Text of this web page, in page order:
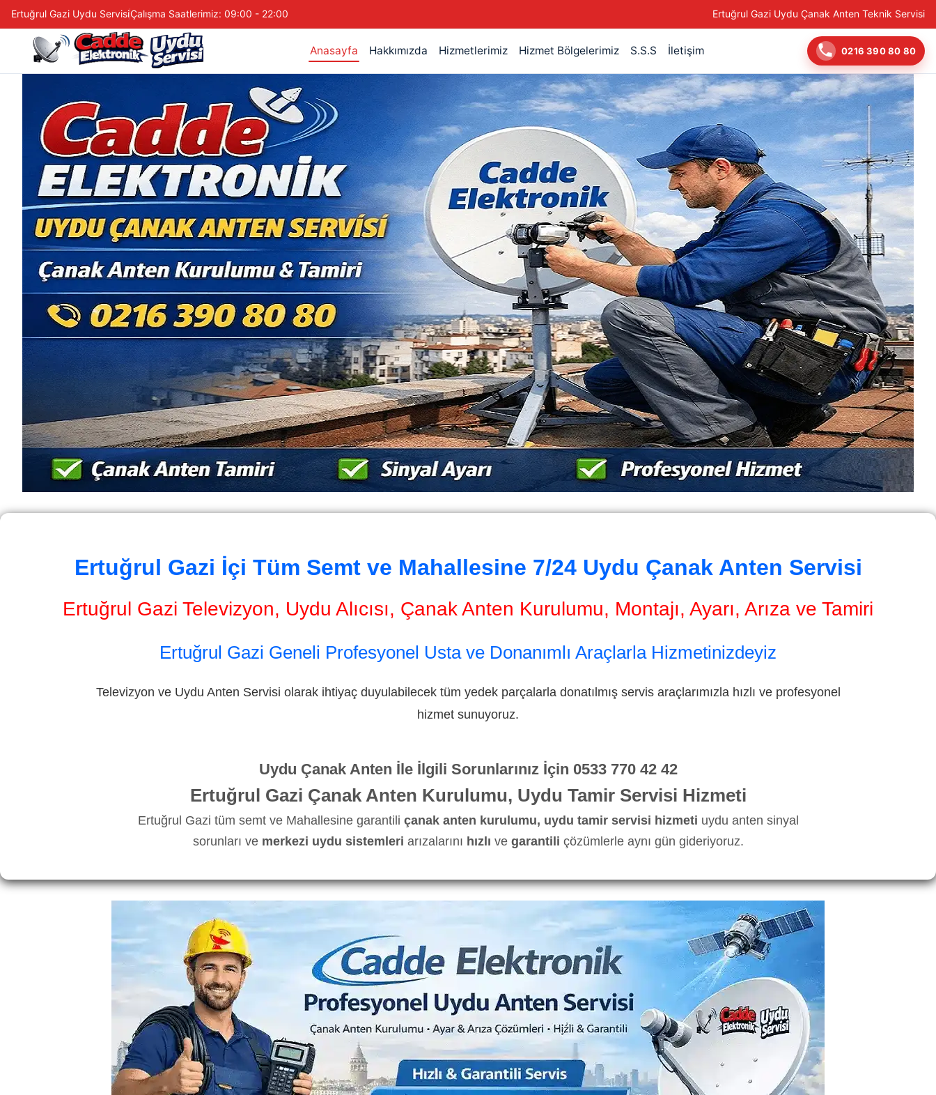
Ertuğrul Gazi Uydu ServisiÇalışma Saatlerimiz: 09:00 - 22:00 Ertuğrul Gazi Uydu Çanak Anten Teknik Servisi
Anasayfa Hakkımızda Hizmetlerimiz Hizmet Bölgelerimiz S.S.S İletişim 0216 390 80 80
Ertuğrul Gazi İçi Tüm Semt ve Mahallesine 7/24 Uydu Çanak Anten Servisi
Ertuğrul Gazi Televizyon, Uydu Alıcısı, Çanak Anten Kurulumu, Montajı, Ayarı, Arıza ve Tamiri
Ertuğrul Gazi Geneli Profesyonel Usta ve Donanımlı Araçlarla Hizmetinizdeyiz
Televizyon ve Uydu Anten Servisi olarak ihtiyaç duyulabilecek tüm yedek parçalarla donatılmış servis araçlarımızla hızlı ve profesyonel
hizmet sunuyoruz.
Uydu Çanak Anten İle İlgili Sorunlarınız İçin 0533 770 42 42
Ertuğrul Gazi Çanak Anten Kurulumu, Uydu Tamir Servisi Hizmeti
Ertuğrul Gazi tüm semt ve Mahallesine garantili çanak anten kurulumu, uydu tamir servisi hizmeti uydu anten sinyal
sorunları ve merkezi uydu sistemleri arızalarını hızlı ve garantili çözümlerle aynı gün gideriyoruz.